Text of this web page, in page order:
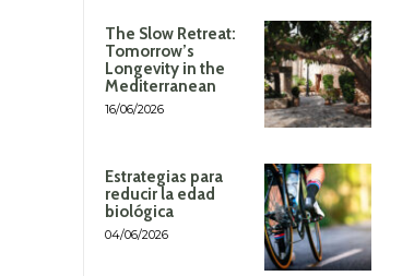
The Slow Retreat:
Tomorrow’s
Longevity in the
Mediterranean
16/06/2026
Estrategias para
reducir la edad
biológica
04/06/2026